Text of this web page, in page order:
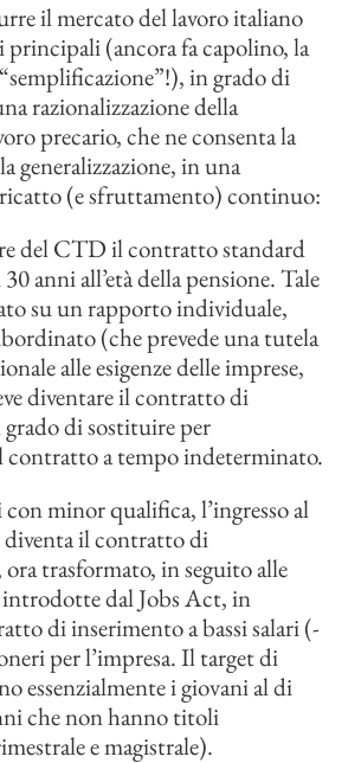
il mercato del lavoro italiano
principali (ancora fa capolino, la
in grado di
razionalizzazione della
precario, che ne consenta la
generalizzazione, in una
(e sfruttamento) continuo:
del CTD il contratto standard
anni all’età della pensione. Tale
su un rapporto individuale,
(che prevede una tutela
alle esigenze delle imprese,
diventare il contratto di
di sostituire per
contratto a tempo indeterminato.
minor qualifica, l’ingresso al
il contratto di
trasformato, in seguito alle
dal Jobs Act, in
di inserimento a bassi salari (-
per l’impresa. Il target di
essenzialmente i giovani al di
che non hanno titoli
e magistrale).